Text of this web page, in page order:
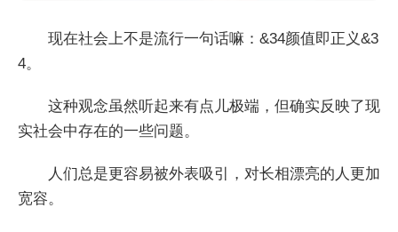
现在社会上不是流行一句话嘛：&34颜值即正义&3
4。
这种观念虽然听起来有点儿极端，但确实反映了现
实社会中存在的一些问题。
人们总是更容易被外表吸引，对长相漂亮的人更加
宽容。